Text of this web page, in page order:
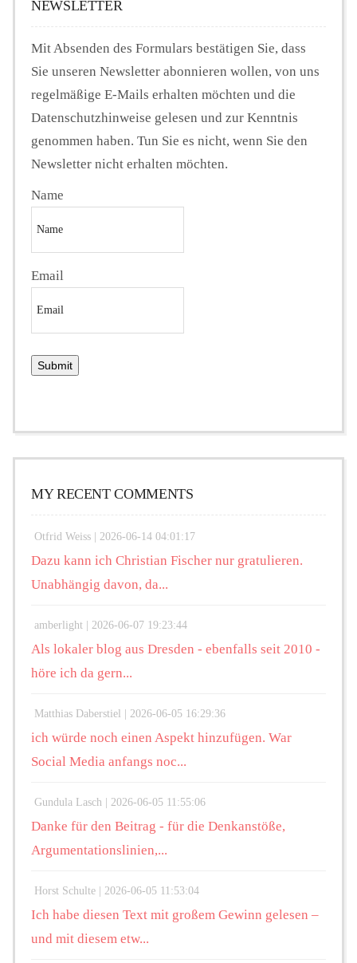
NEWSLETTER
Mit Absenden des Formulars bestätigen Sie, dass
Sie unseren Newsletter abonnieren wollen, von uns
regelmäßige E-Mails erhalten möchten und die
Datenschutzhinweise gelesen und zur Kenntnis
genommen haben. Tun Sie es nicht, wenn Sie den
Newsletter nicht erhalten möchten.
Name
Email
MY RECENT COMMENTS
Otfrid Weiss | 2026-06-14 04:01:17
Dazu kann ich Christian Fischer nur gratulieren.
Unabhängig davon, da...
amberlight | 2026-06-07 19:23:44
Als lokaler blog aus Dresden - ebenfalls seit 2010 -
höre ich da gern...
Matthias Daberstiel | 2026-06-05 16:29:36
ich würde noch einen Aspekt hinzufügen. War
Social Media anfangs noc...
Gundula Lasch | 2026-06-05 11:55:06
Danke für den Beitrag - für die Denkanstöße,
Argumentationslinien,...
Horst Schulte | 2026-06-05 11:53:04
Ich habe diesen Text mit großem Gewinn gelesen –
und mit diesem etw...